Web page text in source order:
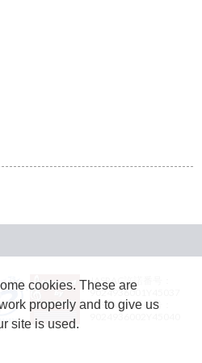
JASRAC許諾番号：
9024936001Y45037
JASRAC許諾番号：
cookies. These are
properly and to give us
site is used.